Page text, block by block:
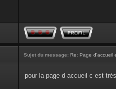
Sujet du message: Re: Page d'accueil
pour la page d accueil c est